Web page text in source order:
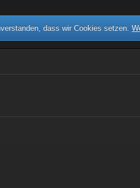
dass wir Cookies setzen.